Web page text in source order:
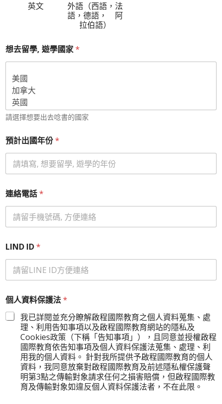
英文
外語（西語，法
語，德語， 阿
拉伯語）
想去留學, 遊學國家*
請選擇想要出去唸書的國家
預計出國年份*
連絡電話*
LIND ID*
個人資料保護法*
我已詳閱並充分瞭解啟程國際教育之個人資料蒐集、處
理、利用告知事項以及啟程國際教育網站的隱私及
Cookies政策（下稱「告知事項」），且同意並授權啟程
國際教育依告知事項及個人資料保護法蒐集、處理、利
用我的個人資料。 針對我所提供予啟程國際教育的個人
資料，我同意放棄對啟程國際教育及前述隱私權保護聲
明第3點之傳輸對象請求任何之損害賠償，但啟程國際教
育及傳輸對象如違反個人資料保護法者，不在此限。